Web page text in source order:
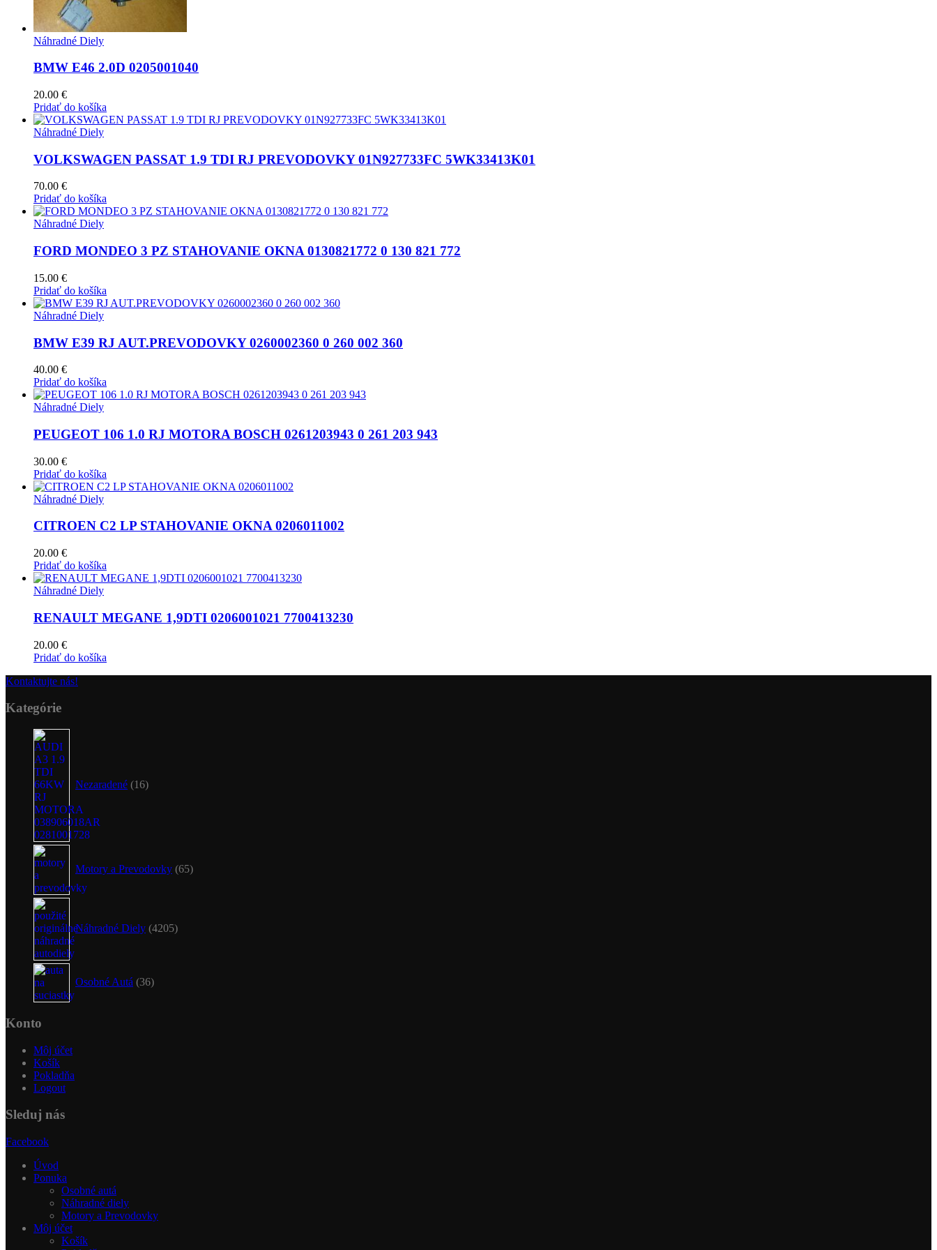
Náhradné Diely
BMW E46 2.0D 0205001040
20.00 €
Pridať do košíka
Náhradné Diely
VOLKSWAGEN PASSAT 1.9 TDI RJ PREVODOVKY 01N927733FC 5WK33413K01
70.00 €
Pridať do košíka
Náhradné Diely
FORD MONDEO 3 PZ STAHOVANIE OKNA 0130821772 0 130 821 772
15.00 €
Pridať do košíka
Náhradné Diely
BMW E39 RJ AUT.PREVODOVKY 0260002360 0 260 002 360
40.00 €
Pridať do košíka
Náhradné Diely
PEUGEOT 106 1.0 RJ MOTORA BOSCH 0261203943 0 261 203 943
30.00 €
Pridať do košíka
Náhradné Diely
CITROEN C2 LP STAHOVANIE OKNA 0206011002
20.00 €
Pridať do košíka
Náhradné Diely
RENAULT MEGANE 1,9DTI 0206001021 7700413230
20.00 €
Pridať do košíka
Kontaktujte nás!
Kategórie
Nezaradené 16
Motory a Prevodovky 65
produktov
Náhradné Diely 4205
Osobné Autá 36produktov
Konto
Môj účet
Košík
Pokladňa
Logout
Sleduj nás
Facebook
Úvod
Ponuka
Osobné autá
Náhradné diely
Motory a Prevodovky
Môj účet
Košík